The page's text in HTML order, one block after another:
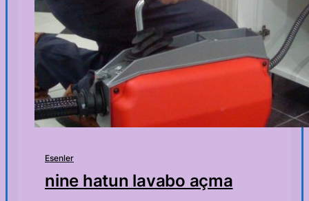
Esenler
nine hatun lavabo açma